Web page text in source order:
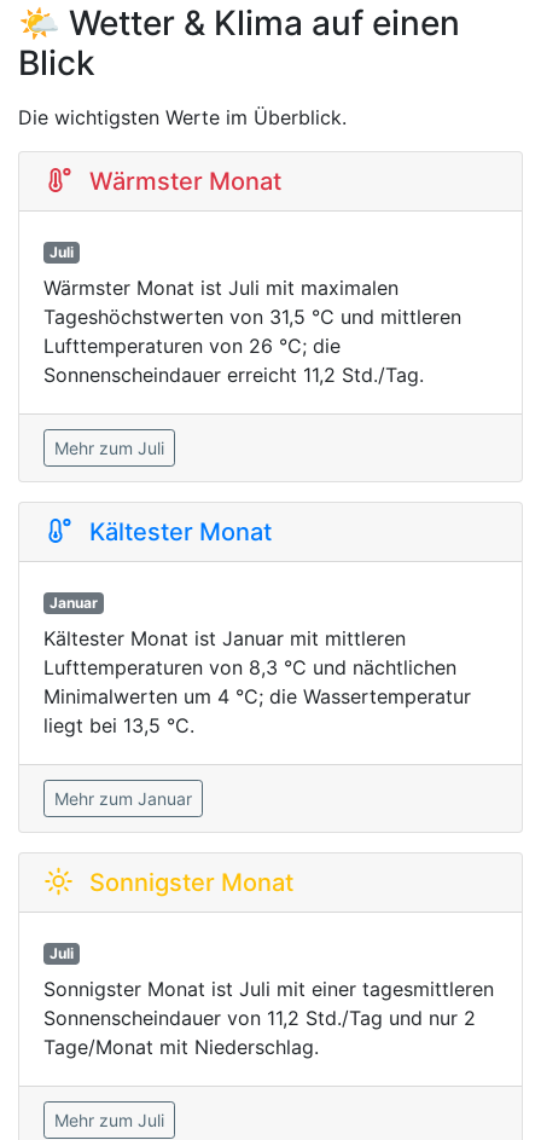
🌤️ Wetter & Klima auf einen
Blick
Die wichtigsten Werte im Überblick.
Wärmster Monat
Juli
Wärmster Monat ist Juli mit maximalen
Tageshöchstwerten von 31,5 °C und mittleren
Lufttemperaturen von 26 °C; die
Sonnenscheindauer erreicht 11,2 Std./Tag.
Mehr zum Juli
Kältester Monat
Januar
Kältester Monat ist Januar mit mittleren
Lufttemperaturen von 8,3 °C und nächtlichen
Minimalwerten um 4 °C; die Wassertemperatur
liegt bei 13,5 °C.
Mehr zum Januar
Sonnigster Monat
Juli
Sonnigster Monat ist Juli mit einer tagesmittleren
Sonnenscheindauer von 11,2 Std./Tag und nur 2
Tage/Monat mit Niederschlag.
Mehr zum Juli